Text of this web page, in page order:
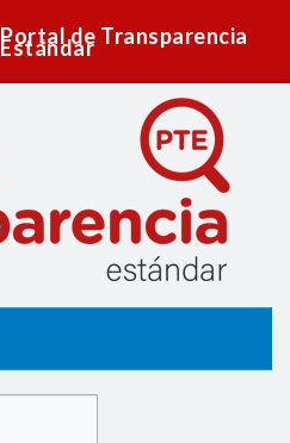
Portal de Transparencia
Estándar